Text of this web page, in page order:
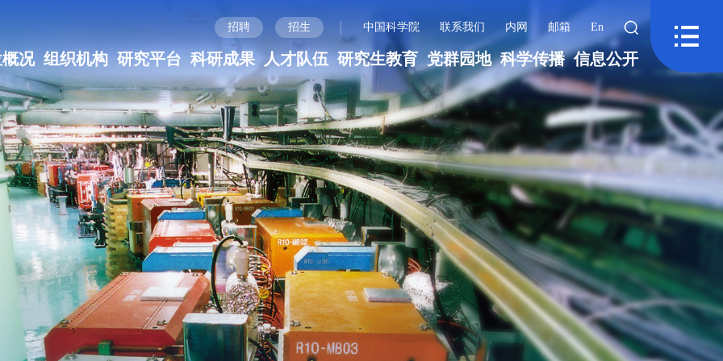
招聘 招生 | 中国科学院 联系我们 内网 邮箱 En
况 组织机构 研究平台 科研成果 人才队伍 研究生教育 党群园地 科学传播 信息公开